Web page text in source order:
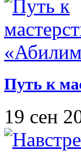
Путь к
19 сен